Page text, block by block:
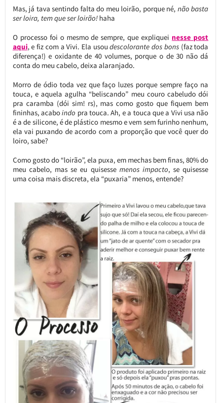
Mas, já tava sentindo falta do meu loirão, porque né, não basta
ser loira, tem que ser loirão!haha
O processo foi o mesmo de sempre, que expliquei nesse post
aqui, e fiz com a Vivi. Ela usoudescolorante dos bons(faz toda
diferença!) e oxidante de 40 volumes, porque o de 30 não dá
conta do meu cabelo, deixa alaranjado.
Morro de ódio toda vez que faço luzes porque sempre faço na
touca, e aquela agulha “beliscando” meu couro cabeludo dói
pra caramba (dói sim! rs), mas como gosto que fiquem bem
fininhas, acaboindo pra touca. Ah, e a touca que a Vivi usa não
é a de silicone, é de plástico mesmo e vem sem furinho nenhum,
ela vai puxando de acordo com a proporção que você quer do
loiro, sabe?
Como gosto do “loirão”, ela puxa, em mechas bem finas, 80% do
meu cabelo, mas se eu quisesse menos impacto, se quisesse
uma coisa mais discreta, ela “puxaria” menos, entende?